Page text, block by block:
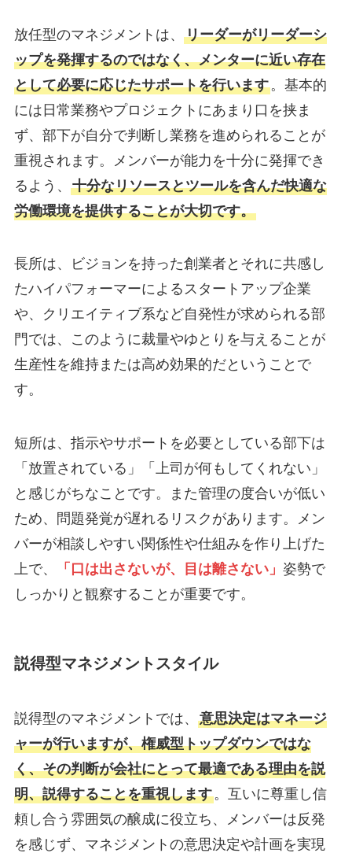
放任型のマネジメントは、 リーダーがリーダーシ
ップを発揮するのではなく、メンターに近い存在
として必要に応じたサポートを行います。基本的
には日常業務やプロジェクトにあまり口を挟ま
ず、部下が自分で判断し業務を進められることが
重視されます。メンバーが能力を十分に発揮でき
るよう、 十分なリソースとツールを含んだ快適な
労働環境を提供することが大切です。
長所は、ビジョンを持った創業者とそれに共感し
たハイパフォーマーによるスタートアップ企業
や、クリエイティブ系など自発性が求められる部
門では、このように裁量やゆとりを与えることが
生産性を維持または高め効果的だということで
す。
短所は、指示やサポートを必要としている部下は
「放置されている」「上司が何もしてくれない」
と感じがちなことです。また管理の度合いが低い
ため、問題発覚が遅れるリスクがあります。メン
バーが相談しやすい関係性や仕組みを作り上げた
上で、
「口は出さないが、目は離さない」 姿勢で
しっかりと観察することが重要です。
説得型マネジメントスタイル
説得型のマネジメントでは、 意思決定はマネージ
ャーが行いますが、権威型トップダウンではな
く、その判断が会社にとって最適である理由を説
明、説得することを重視します。互いに尊重し信
頼し合う雰囲気の醸成に役立ち、メンバーは反発
を感じず、マネジメントの意思決定や計画を実現